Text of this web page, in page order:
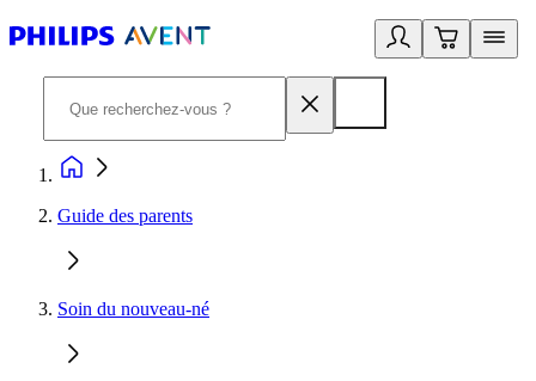
Guide des parents
Soin du nouveau-né